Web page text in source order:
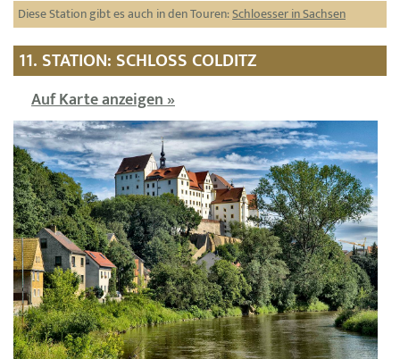
Diese Station gibt es auch in den Touren:Schloesser in Sachsen
11. STATION: SCHLOSS COLDITZ
Auf Karte anzeigen »